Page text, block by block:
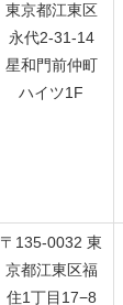
東京都江東区
永代2-31-14
星和門前仲町
ハイツ1F
〒135-0032 東
京都江東区福
住1丁目17−8